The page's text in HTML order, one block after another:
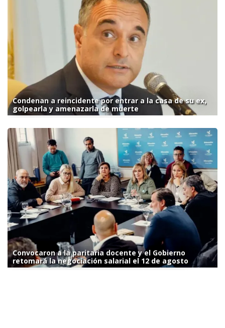
Condenan a reincidente por entrar a la casa de su ex,
golpearla y amenazarla de muerte
Convocaron a la paritaria docente y el Gobierno
retomará la negociación salarial el 12 de agosto